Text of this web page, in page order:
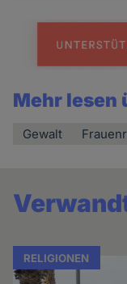
Mehr lesen
Gewalt
RELIGIONEN